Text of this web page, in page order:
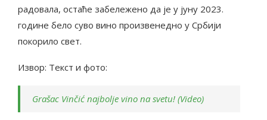
радовала, остаће забележено да је у јуну 2023.
године бело суво вино произвенедно у Србији
покорило свет.
Извор: Текст и фото:
Grašac Vinčić najbolje vino na svetu! (Video)